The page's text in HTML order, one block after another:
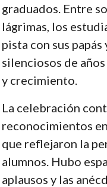
graduados. Entre
lágrimas, los
pista con sus
silenciosos de
y crecimiento.
La celebración
reconocimientos
que reflejaron la
alumnos. Hubo
aplausos y las